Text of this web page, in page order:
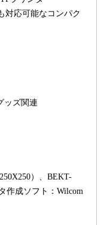
対応可能なコンパク
ッズ関連
）、BEKT-
作成ソフト：Wilcom